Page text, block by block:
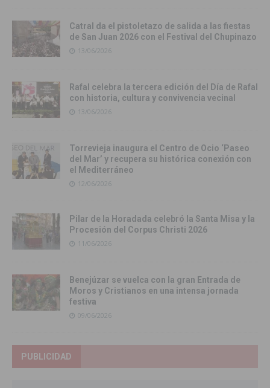
Catral da el pistoletazo de salida a las fiestas
de San Juan 2026 con el Festival del Chupinazo
13/06/2026
Rafal celebra la tercera edición del Día de Rafal
con historia, cultura y convivencia vecinal
13/06/2026
Torrevieja inaugura el Centro de Ocio ‘Paseo
del Mar’ y recupera su histórica conexión con
el Mediterráneo
12/06/2026
Pilar de la Horadada celebró la Santa Misa y la
Procesión del Corpus Christi 2026
11/06/2026
Benejúzar se vuelca con la gran Entrada de
Moros y Cristianos en una intensa jornada
festiva
09/06/2026
PUBLICIDAD